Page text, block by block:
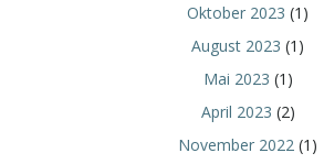
Oktober 2023 (1)
August 2023 (1)
Mai 2023 (1)
April 2023 (2)
November 2022 (1)